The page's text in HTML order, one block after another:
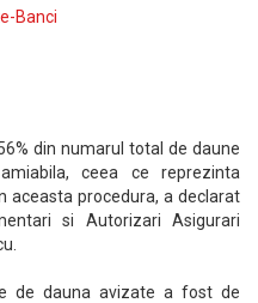
Banci
din numarul total de daune
ceea ce reprezinta
aceasta procedura, a declarat
si Autorizari Asigurari
de dauna avizate a fost de